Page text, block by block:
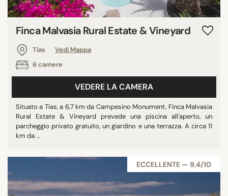
Finca Malvasia Rural Estate & Vineyard
Tías
Vedi Mappa
6 camere
VEDERE LA CAMERA
Situato a Tías, a 6,7 km da Campesino Monument, Finca Malvasia
Rural Estate & Vineyard prevede una piscina all'aperto, un
parcheggio privato gratuito, un giardino e una terrazza. A circa 11
km da ...
ECCELLENTE — 9,4/10